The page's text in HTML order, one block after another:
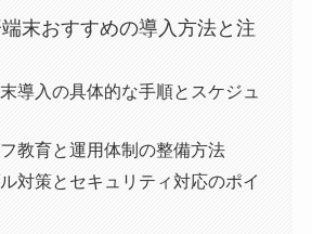
末おすすめの導入方法と注
導入の具体的な手順とスケジュ
教育と運用体制の整備方法
ル対策とセキュリティ対応のポイ